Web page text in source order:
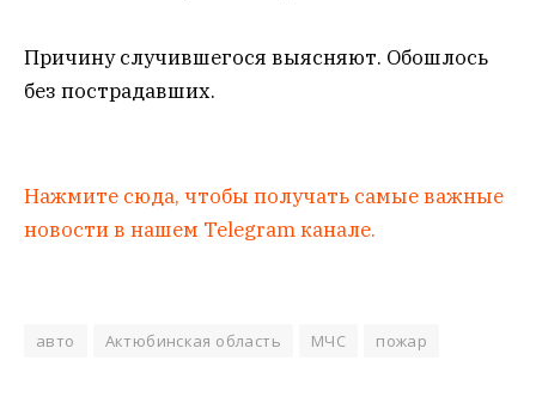
Причину случившегося выясняют. Обошлось
без пострадавших.
Нажмите сюда, чтобы получать самые важные
новости в нашем Telegram канале.
авто Актюбинская область МЧС пожар